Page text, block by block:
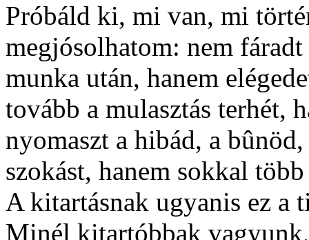
Próbáld ki, mi van, mi
megjósolhatom: nem
munka után, hanem
tovább a mulasztás terhét,
nyomaszt a hibád, a
szokást, hanem sokkal
A kitartásnak ugyanis ez a
Minél kitartóbbak